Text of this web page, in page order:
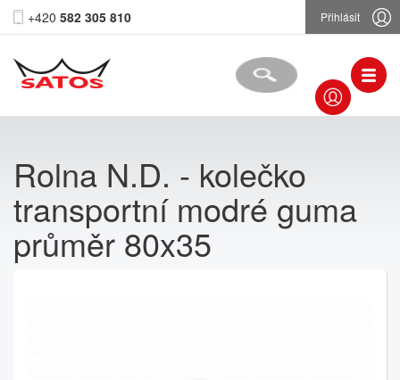
+420 582 305 810 Přihlásit
Rolna N.D. - kolečko
transportní modré guma
průměr 80x35